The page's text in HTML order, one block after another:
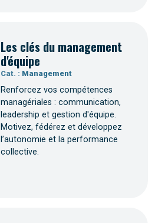
Les clés du management
d'équipe
Cat. : Management
Renforcez vos compétences
managériales : communication,
leadership et gestion d'équipe.
Motivez, fédérez et développez
l’autonomie et la performance
collective.